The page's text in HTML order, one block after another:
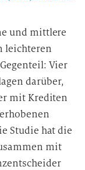
und mittlere
leichteren
Vier
darüber,
mit Krediten
Studie hat die
mit